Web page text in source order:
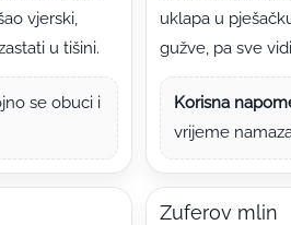
vjerski,
u tišini.
se obuci i
uklapa u
gužve, pa sve
Korisna
vrijeme
Zuferov mlin